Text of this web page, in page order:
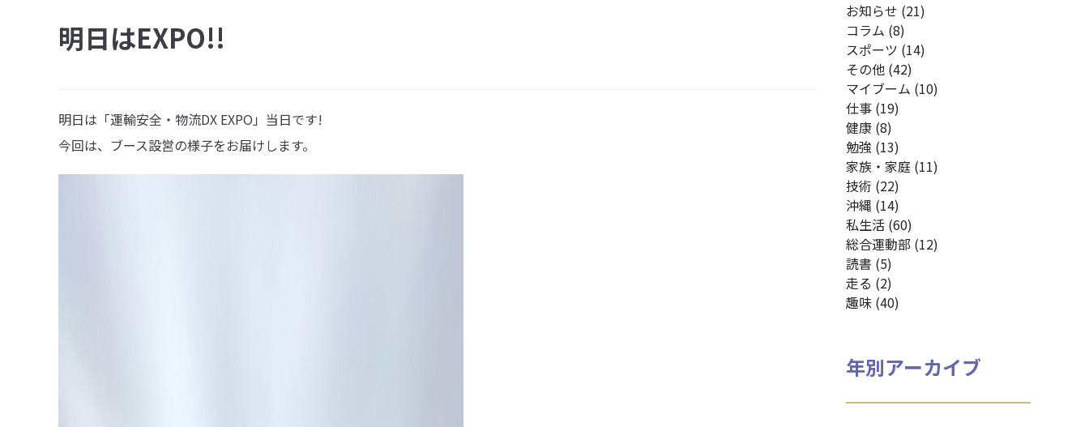
明日はEXPO!!
明日は 「運輸安全・物流DX EXPO」 当日です!
今回は、ブース設営の様子をお届けします。
お知らせ (21)
コラム (8)
スポーツ (14)
その他 (42)
マイブーム (10)
仕事 (19)
健康 (8)
勉強 (13)
家族・家庭 (11)
技術 (22)
沖縄 (14)
私生活 (60)
総合運動部 (12)
読書 (5)
走る (2)
趣味 (40)
年別アーカイブ